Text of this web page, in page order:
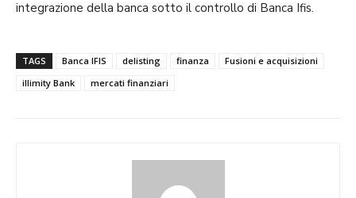
integrazione della banca sotto il controllo di Banca Ifis.
TAGS Banca IFIS delisting finanza
Fusioni e acquisizioni
illimity Bank
mercati finanziari